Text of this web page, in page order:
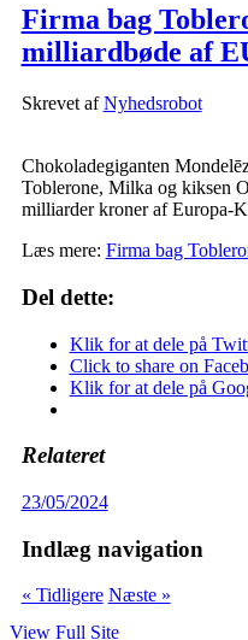
Firma bag
milliardbøde af
Skrevet afNyhedsrobot
Chokoladegiganten
Toblerone, Milka og kiksen
milliarder kroner af Europa-
Læs mere: Firma bag
Del dette:
Klik for at dele på
Click to share on
Klik for at dele på
Relateret
23/05/2024
Indlæg navigation
« Tidligere Næste »
View Full Site